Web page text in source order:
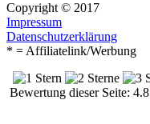
Copyright © 2017
Impressum
Datenschutzerklärung
* = Affiliatelink/Werbung
Bewertung dieser Seite: